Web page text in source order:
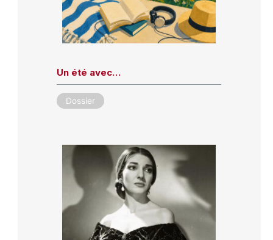
Un été avec…
Dossier